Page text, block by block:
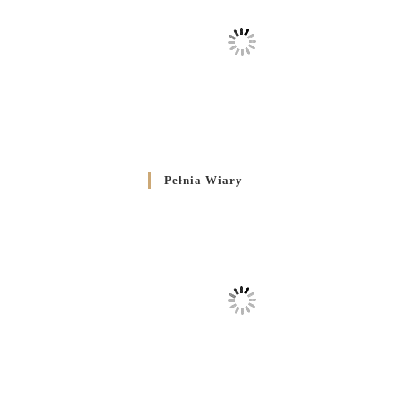
Pełnia Wiary